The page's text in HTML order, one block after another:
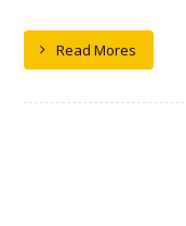
Read Mores